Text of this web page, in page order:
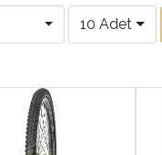
10 Adet